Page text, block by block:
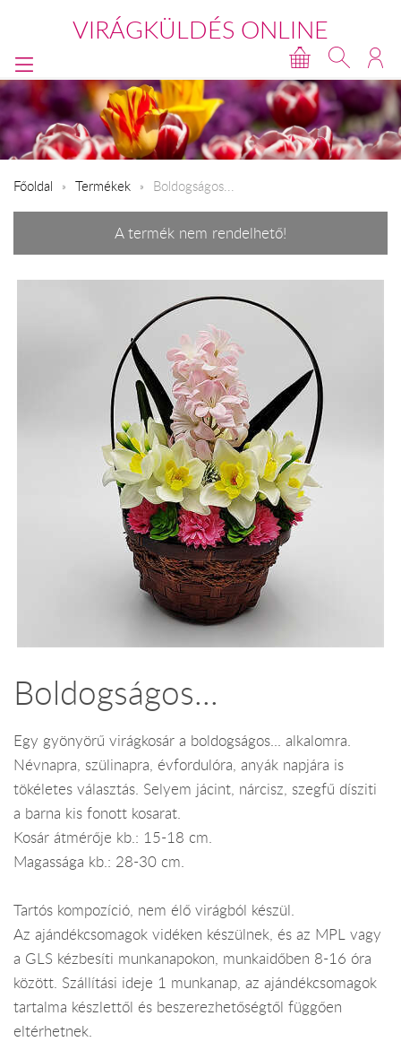
VIRÁGKÜLDÉS ONLINE
Főoldal Termékek Boldogságos...
A termék nem rendelhető!
Boldogságos...
Egy gyönyörű virágkosár a boldogságos... alkalomra.
Névnapra, szülinapra, évfordulóra, anyák napjára is
tökéletes választás. Selyem jácint, nárcisz, szegfű dísziti
a barna kis fonott kosarat.
Kosár átmérője kb.: 15-18 cm.
Magassága kb.: 28-30 cm.
Tartós kompozíció, nem élő virágból készül.
Az ajándékcsomagok vidéken készülnek, és az MPL vagy
a GLS kézbesíti munkanapokon, munkaidőben 8-16 óra
között. Szállítási ideje 1 munkanap, az ajándékcsomagok
tartalma készlettől és beszerezhetőségtől függően
eltérhetnek.